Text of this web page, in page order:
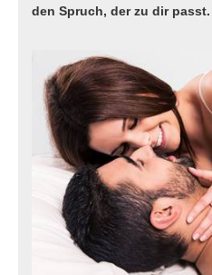
den Spruch, der zu dir passt.